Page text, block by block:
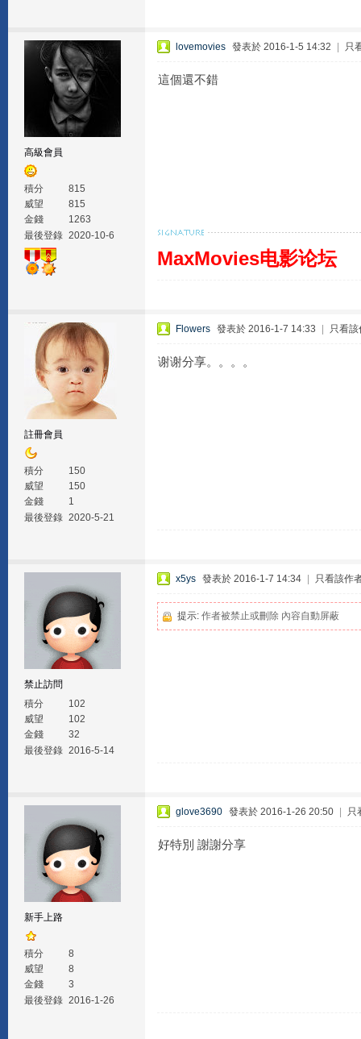
高級會員
積分
815
威望
815
金錢
1263
最後登錄 2020-10-6
lovemovies 發表於 2016-1-5 14:32 只
這個還不錯
MaxMovies电影论坛
註冊會員
積分
150
威望
150
金錢
1
最後登錄 2020-5-21
Flowers 發表於 2016-1-7 14:33 只看該
谢谢分享。。。。
禁止訪問
積分
102
威望
102
金錢
32
最後登錄 2016-5-14
x5ys 發表於 2016-1-7 14:34 只看該作
提示: 作者被禁止或刪除 內容自動屏蔽
新手上路
積分
8
威望
8
金錢
3
最後登錄 2016-1-26
glove3690 發表於 2016-1-26 20:50 只
好特別 謝謝分享